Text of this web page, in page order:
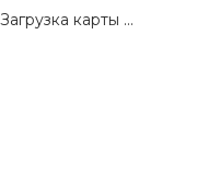
Загрузка карты ...